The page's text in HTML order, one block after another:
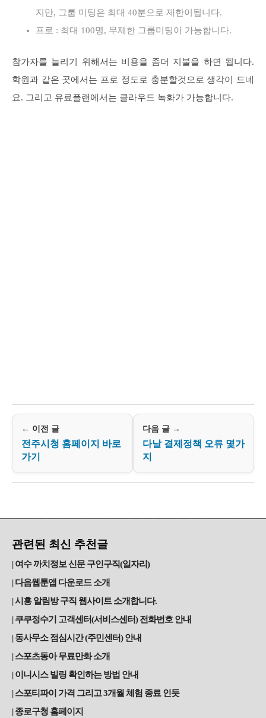
지만, 그룹 미팅은 최대 40분으로 제한이됩니다.
프로 : 최대 100명, 무제한 그룹미팅이 가능합니다.
참가자를 늘리기 위해서는 비용을 좀더 지불을 하면 됩니다.
학원과 같은 곳에서는 프로 정도로 충분할것으로 생각이 드네
요. 그리고 유료플랜에서는 클라우드 녹화가 가능합니다.
← 이전 글
전주시청 홈페이지 바로
가기
다음 글 →
다날 결제정책 오류 몇가
지
관련된 최신 추천글
여수 까치정보 신문 구인구직(일자리)
다음웹툰앱 다운로드 소개
시흥 알림방 구직 웹사이트 소개합니다.
쿠쿠정수기 고객센터(서비스센터) 전화번호 안내
동사무소 점심시간 (주민센터) 안내
스포츠동아 무료만화 소개
이니시스 빌링 확인하는 방법 안내
스포티파이 가격 그리고 3개월 체험 종료 인듯
종로구청 홈페이지